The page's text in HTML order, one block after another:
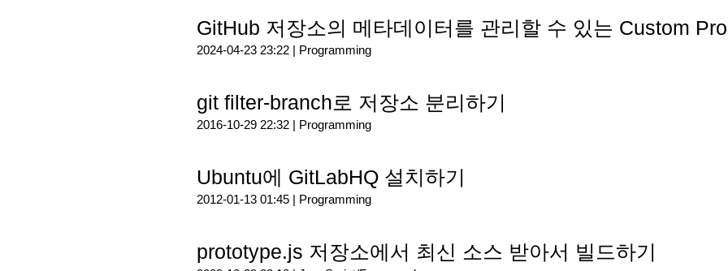
GitHub 저장소의 메타데이터를 관리할 수 있는 Custom
2024-04-23 23:22 | Programming
git filter-branch로 저장소 분리하기
2016-10-29 22:32 | Programming
Ubuntu에 GitLabHQ 설치하기
2012-01-13 01:45 | Programming
prototype.js 저장소에서 최신 소스 받아서 빌드하기